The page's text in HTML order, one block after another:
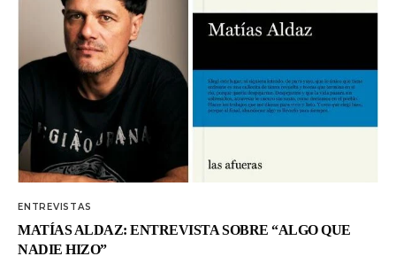
ENTREVISTAS
MATÍAS ALDAZ: ENTREVISTA SOBRE “ALGO QUE
NADIE HIZO”